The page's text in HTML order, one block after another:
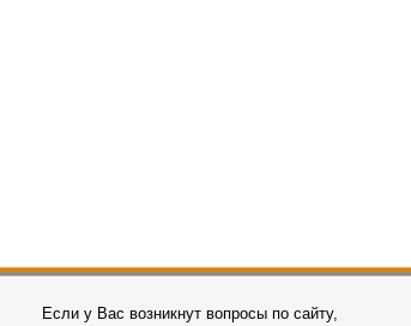
Если у Вас возникнут вопросы по сайту,